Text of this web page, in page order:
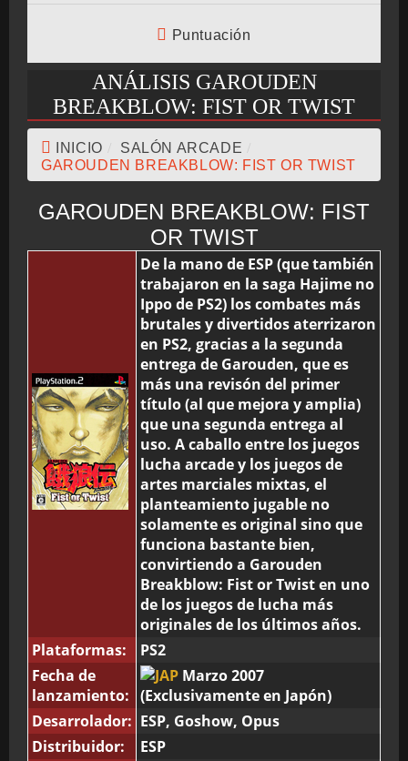
GUÍA BÁSICA
TIER LIST
BMG-OST
Puntuación
ANÁLISIS GAROUDEN
BREAKBLOW: FIST OR TWIST
INICIO SALÓN ARCADE
GAROUDEN BREAKBLOW: FIST OR TWIST
GAROUDEN BREAKBLOW: FIST
OR TWIST
De la mano de ESP (que también
trabajaron en la saga Hajime no
Ippo de PS2) los combates más
brutales y divertidos aterrizaron
en PS2, gracias a la segunda
entrega de Garouden, que es
más una revisón del primer
título (al que mejora y amplia)
que una segunda entrega al
uso. A caballo entre los juegos
lucha arcade y los juegos de
artes marciales mixtas, el
planteamiento jugable no
solamente es original sino que
funciona bastante bien,
convirtiendo a Garouden
Breakblow: Fist or Twist en uno
de los juegos de lucha más
originales de los últimos años.
Plataformas:
PS2
Fecha de
lanzamiento:
Marzo 2007
(Exclusivamente en Japón)
Desarrolador: ESP, Goshow, Opus
Distribuidor:
ESP